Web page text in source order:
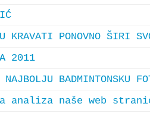
U KRAVATI PONOVNO ŠIRI
2011
NAJBOLJU BADMINTONSKU
analiza naše web